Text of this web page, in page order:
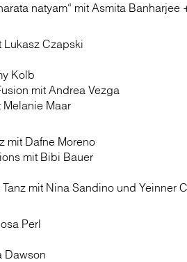
natyam“ mit Asmita Banharjee
Lukasz Czapski
Kolb
mit Andrea Vezga
Maar
mit Dafne Moreno
mit Bibi Bauer
mit Nina Sandino und Yeinner
Perl
Dawson